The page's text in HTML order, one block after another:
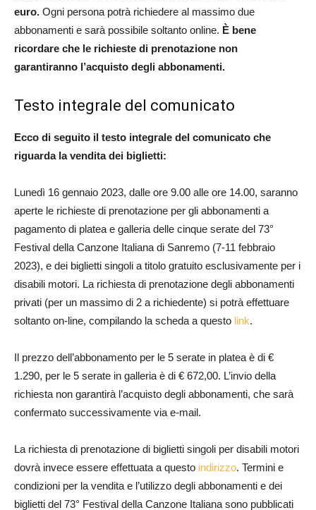
euro. Ogni persona potrà richiedere al massimo due
abbonamenti e sarà possibile soltanto online. È bene
ricordare che le richieste di prenotazione non
garantiranno l’acquisto degli abbonamenti.
Testo integrale del comunicato
Ecco di seguito il testo integrale del comunicato che
riguarda la vendita dei biglietti:
Lunedì 16 gennaio 2023, dalle ore 9.00 alle ore 14.00, saranno
aperte le richieste di prenotazione per gli abbonamenti a
pagamento di platea e galleria delle cinque serate del 73°
Festival della Canzone Italiana di Sanremo (7-11 febbraio
2023), e dei biglietti singoli a titolo gratuito esclusivamente per i
disabili motori. La richiesta di prenotazione degli abbonamenti
privati (per un massimo di 2 a richiedente) si potrà effettuare
soltanto on-line, compilando la scheda a questo link.
Il prezzo dell’abbonamento per le 5 serate in platea è di €
1.290, per le 5 serate in galleria è di € 672,00. L’invio della
richiesta non garantirà l’acquisto degli abbonamenti, che sarà
confermato successivamente via e-mail.
La richiesta di prenotazione di biglietti singoli per disabili motori
dovrà invece essere effettuata a questo indirizzo. Termini e
condizioni per la vendita e l’utilizzo degli abbonamenti e dei
biglietti del 73° Festival della Canzone Italiana sono pubblicati